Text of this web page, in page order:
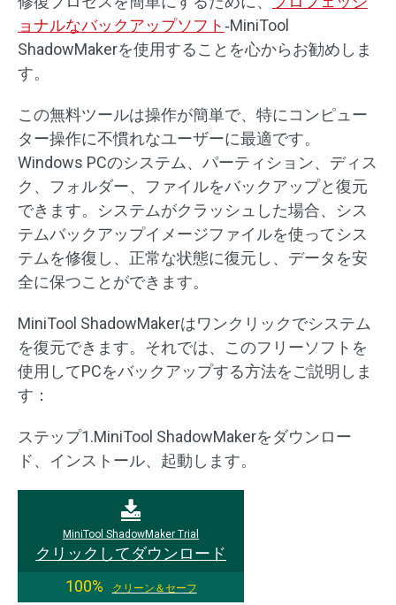
ョナルなバックアップソフト‐MiniTool
ShadowMakerを使用することを心からお勧めしま
す。
この無料ツールは操作が簡単で、特にコンピュー
ター操作に不慣れなユーザーに最適です。
Windows PCのシステム、パーティション、ディス
ク、フォルダー、ファイルをバックアップと復元
できます。システムがクラッシュした場合、シス
テムバックアップイメージファイルを使ってシス
テムを修復し、正常な状態に復元し、データを安
全に保つことができます。
MiniTool ShadowMakerはワンクリックでシステム
を復元できます。それでは、このフリーソフトを
使用してPCをバックアップする方法をご説明しま
す：
ステップ1.MiniTool ShadowMakerをダウンロー
ド、インストール、起動します。
MiniTool ShadowMaker Trial
クリックしてダウンロード
100%
クリーン＆セーフ